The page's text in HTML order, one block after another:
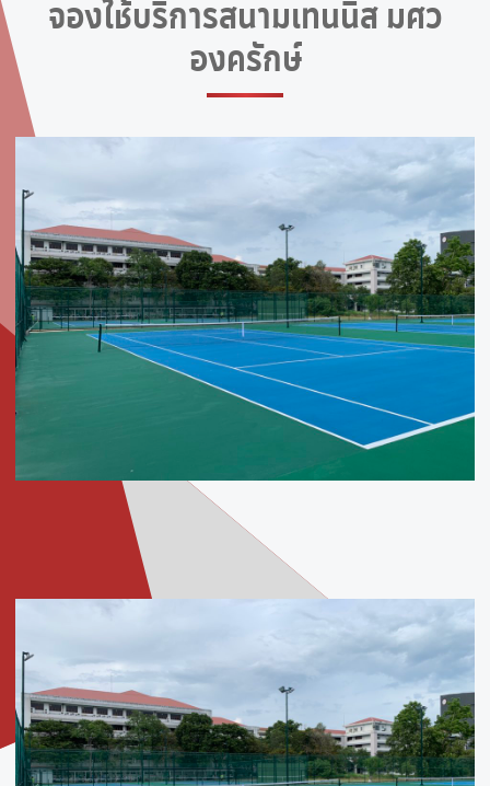
จองใช้บริการสนามเทนนิส มศว
องครักษ์